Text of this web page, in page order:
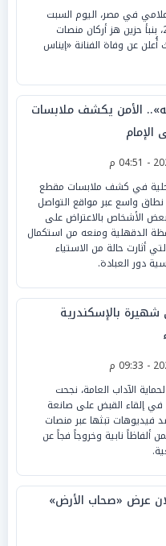
في مصر، اليوم السبت
الموافق 28 فبراير 2026، بنبأ حزين هز أركان منصات
أُعلن عن وفاة الفنانة «إيناس
الأمن يكشف ملابسات
الإمام
في كشف ملابسات مقطع
واسع عبر مواقع التواصل
الأشخاص بالاعتراض على
الدقهلية ومنعه من استكمال
أثارت حالة من الاستياء
دور العبادة.
بالإسكندرية
الآداب العامة، نجحت
في إلقاء القبض على صانعة
تبثها عبر منصات
ألفاظاً نابية وخروجاً فجاً عن
عرض «صحاب الأرض»